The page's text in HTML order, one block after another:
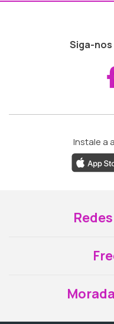
Siga-
Instale a